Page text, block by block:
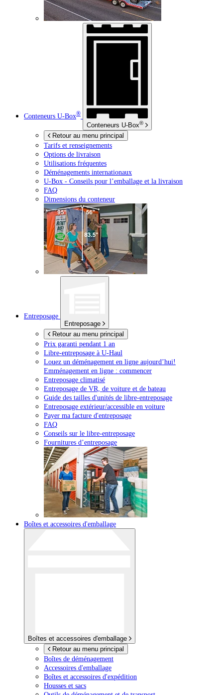
Conteneurs U-Box®
Conteneurs U-Box®
Retour au menu principal
Tarifs et renseignements
Options de livraison
Utilisations fréquentes
Déménagements internationaux
U-Box - Conseils pour l’emballage et la livraison
FAQ
Dimensions du conteneur
Entreposage
Entreposage
Retour au menu principal
Prix garanti pendant 1 an
Libre-entreposage à U-Haul
Louez un déménagement en ligne aujourd’hui!
Emménagement en ligne : commencer
Entreposage climatisé
Entreposage de VR, de voiture et de bateau
Guide des tailles d'unités de libre-entreposage
Entreposage extérieur/accessible en voiture
Payer ma facture d'entreposage
FAQ
Conseils sur le libre-entreposage
Fournitures d’entreposage
Boîtes et accessoires d'emballage
Boîtes et accessoires d'emballage
Retour au menu principal
Boîtes de déménagement
Accessoires d'emballage
Boîtes et accessoires d'expédition
Housses et sacs